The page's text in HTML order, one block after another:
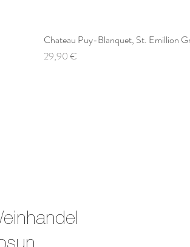
Chateau Puy-Blanquet, St. Emillion
Preis
29,90 €